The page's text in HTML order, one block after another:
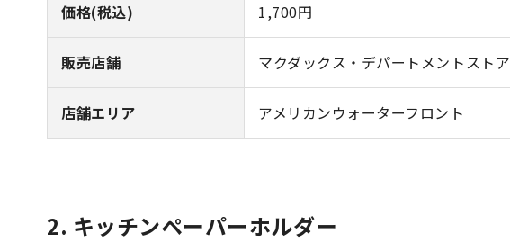
価格(税込) 1,700円
販売店舗 マクダックス・デパートメントストア
店舗エリア アメリカンウォーターフロント
2. キッチンペーパーホルダー